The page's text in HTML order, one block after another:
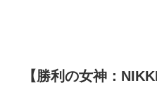
【勝利の女神：